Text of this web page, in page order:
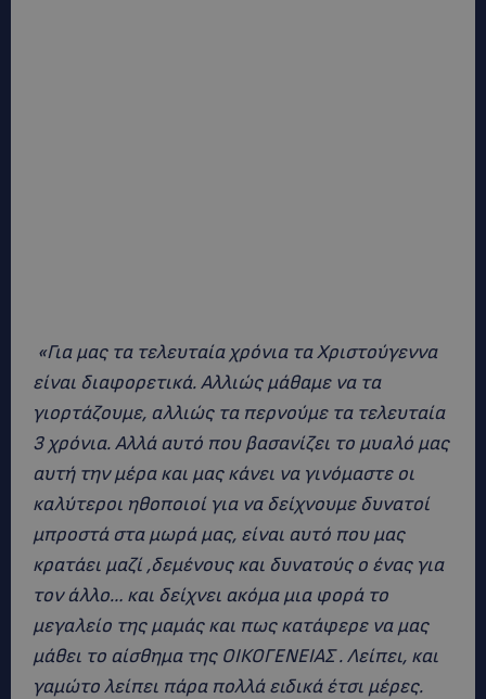
«Για μας τα τελευταία χρόνια τα Χριστούγεννα
είναι διαφορετικά. Αλλιώς μάθαμε να τα
γιορτάζουμε, αλλιώς τα περνούμε τα τελευταία
3 χρόνια. Αλλά αυτό που βασανίζει το μυαλό μας
αυτή την μέρα και μας κάνει να γινόμαστε οι
καλύτεροι ηθοποιοί για να δείχνουμε δυνατοί
μπροστά στα μωρά μας, είναι αυτό που μας
κρατάει μαζί ,δεμένους και δυνατούς ο ένας για
τον άλλο… και δείχνει ακόμα μια φορά το
μεγαλείο της μαμάς και πως κατάφερε να μας
μάθει το αίσθημα της ΟΙΚΟΓΕΝΕΙΑΣ . Λείπει, και
γαμώτο λείπει πάρα πολλά ειδικά έτσι μέρες.